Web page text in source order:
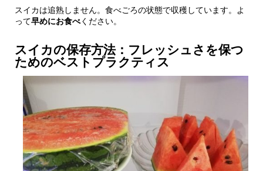
スイカは追熟しません。食べごろの状態で収穫しています。よ
って早めにお食べください。
スイカの保存方法：フレッシュさを保つ
ためのベストプラクティス